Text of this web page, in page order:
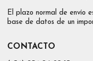
El plazo normal de envío
base de datos de un
CONTACTO